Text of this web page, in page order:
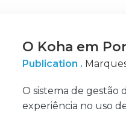
O Koha em
Publication .
O sistema de gestão
experiência no uso